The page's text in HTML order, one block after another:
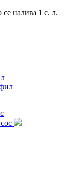
се налива 1 с. л.